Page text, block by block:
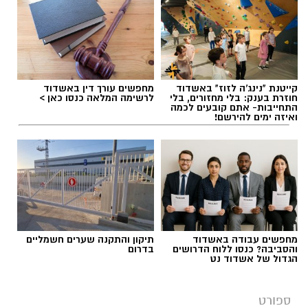
הישראלי, ואיחלו לו המשך הצלחה ועשייה.
יש לכם מידע חשוב שטרם נחשף? צילומים מאירוע
חדשותי? מצאתם טעות בכתבה? נשמח שתשתפו
אותנו
תגים:דודי תירם מצטרף למכבי יבנה
דודי תירם (צילום: מכבי יבנה)
קייטנת "נינג'ה לזוז" באשדוד
חוזרת בענק: בלי מחזורים, בלי
התחייבות- אתם קובעים לכמה
ואיזה ימים להירשם!
מחפשים עורך דין באשדוד
לרשימה המלאה כנסו כאן >
מחפשים עבודה באשדוד
והסביבה? כנסו ללוח הדרושים
הגדול של אשדוד נט
תיקון והתקנה שערים חשמליים
בדרום
ספורט